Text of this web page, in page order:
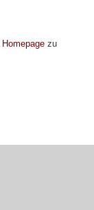
Homepage zu